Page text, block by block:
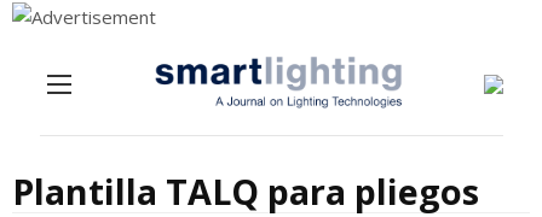
Plantilla TALQ para pliegos